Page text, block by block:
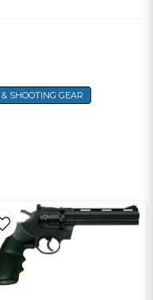
SHOOTING GEAR